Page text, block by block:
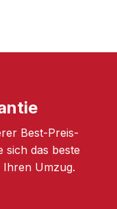
Best-Preis-
sich das beste
Umzug.